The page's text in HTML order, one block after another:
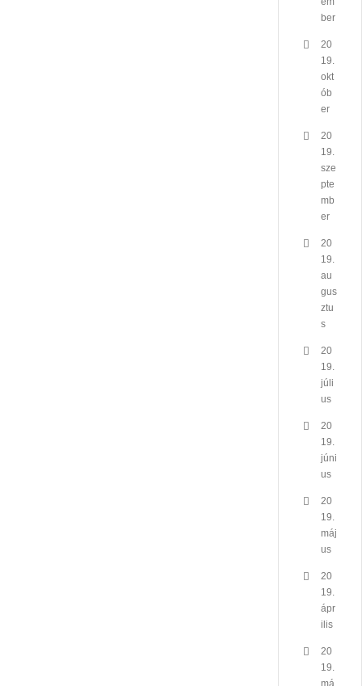
ber
20
19.
okt
ób
er
20
19.
sze
pte
mb
er
20
19.
au
gus
ztu
s
20
19.
júli
us
20
19.
júni
us
20
19.
máj
us
20
19.
ápr
ilis
20
19.
má